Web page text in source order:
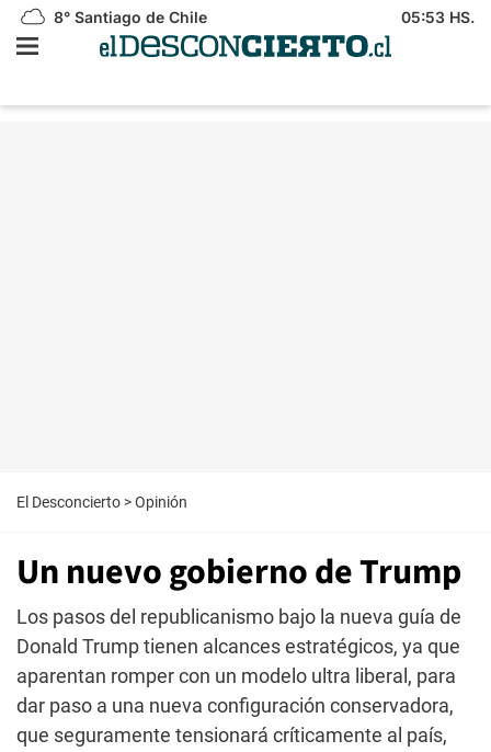
8° Santiago de Chile 05:53 HS.
El Desconcierto >Opinión
Un nuevo gobierno de Trump
Los pasos del republicanismo bajo la nueva guía de
Donald Trump tienen alcances estratégicos, ya que
aparentan romper con un modelo ultra liberal, para
dar paso a una nueva configuración conservadora,
que seguramente tensionará críticamente al país,